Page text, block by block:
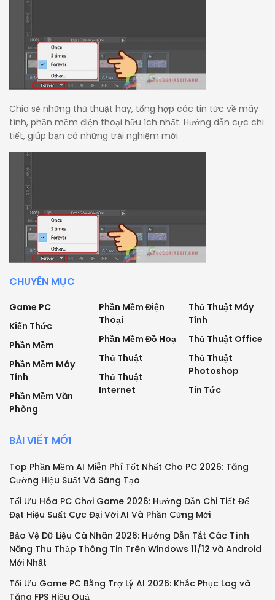
Chia sẻ những thủ thuật hay, tổng hợp các tin tức về máy
tính, phần mềm điện thoại hữu ích nhất. Hướng dẫn cực chi
tiết, giúp bạn có những trải nghiệm mới
CHUYÊN MỤC
Game PC
Kiến Thức
Phần Mềm
Phần Mềm Máy
Tính
Phần Mềm Văn
Phòng
Phần Mềm Điện
Thoại
Phần Mềm Đồ Hoạ
Thủ Thuật
Thủ Thuật
Internet
Thủ Thuật Máy
Tính
Thủ Thuật Office
Thủ Thuật
Photoshop
Tin Tức
BÀI VIẾT MỚI
Top Phần Mềm AI Miễn Phí Tốt Nhất Cho PC 2026: Tăng
Cường Hiệu Suất Và Sáng Tạo
Tối Ưu Hóa PC Chơi Game 2026: Hướng Dẫn Chi Tiết Để
Đạt Hiệu Suất Cực Đại Với AI Và Phần Cứng Mới
Bảo Vệ Dữ Liệu Cá Nhân 2026: Hướng Dẫn Tắt Các Tính
Năng Thu Thập Thông Tin Trên Windows 11/12 và Android
Mới Nhất
Tối Ưu Game PC Bằng Trợ Lý AI 2026: Khắc Phục Lag và
Tăng FPS Hiệu Quả